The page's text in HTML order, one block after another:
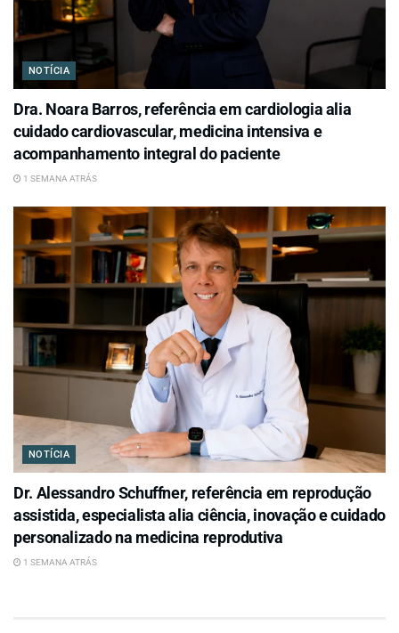
NOTÍCIA
Dra. Noara Barros, referência em cardiologia alia
cuidado cardiovascular, medicina intensiva e
acompanhamento integral do paciente
1 SEMANA ATRÁS
NOTÍCIA
Dr. Alessandro Schuffner, referência em reprodução
assistida, especialista alia ciência, inovação e cuidado
personalizado na medicina reprodutiva
1 SEMANA ATRÁS